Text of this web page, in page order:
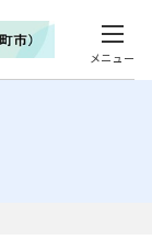
メニュー